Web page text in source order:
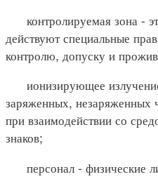
контролируемая зона -
действуют специальные
контролю, допуску и
ионизирующее
заряженных, незаряженных
при взаимодействии со
знаков;
персонал - физические